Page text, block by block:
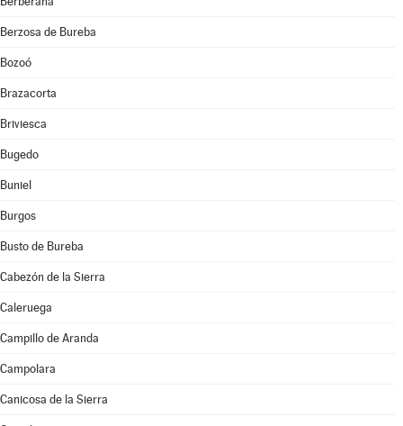
Berzosa de Bureba
Bozoó
Brazacorta
Briviesca
Bugedo
Buniel
Burgos
Busto de Bureba
Cabezón de la Sierra
Caleruega
Campillo de Aranda
Campolara
Canicosa de la Sierra